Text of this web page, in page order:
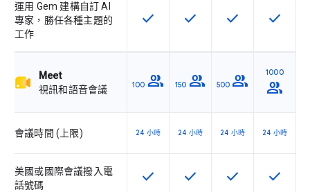
運用 Gem 建構自訂 AI
專家，勝任各種主題的
工作
這項功能適用於該 SKU
check 這項功能適用於該 SKU
check 這項功能適用於
check 這項功
check
Meet
視訊和語音會議
100 group 150 group 500 group 1000
group
會議時間 (上限) 24 小時 24 小時 24 小時 24 小時
美國或國際會議撥入電
話號碼
這項功能適用於該 SKU
check 這項功能適用於該 SKU
check 這項功能適用於
check 這項功
check